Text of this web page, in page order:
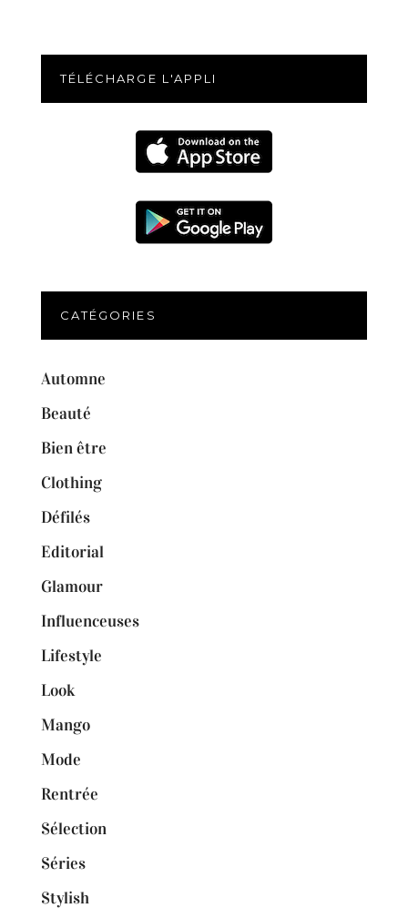
TÉLÉCHARGE L'APPLI
CATÉGORIES
Automne
Beauté
Bien être
Clothing
Défilés
Editorial
Glamour
Influenceuses
Lifestyle
Look
Mango
Mode
Rentrée
Sélection
Séries
Stylish